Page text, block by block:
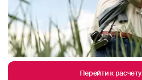
Перейти к расчету